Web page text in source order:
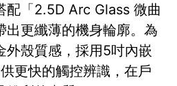
配「2.5D Arc Glass 微曲
出更纖薄的機身輪廓。為
外殼質感，採用5吋內嵌
更快的觸控辨識，在戶